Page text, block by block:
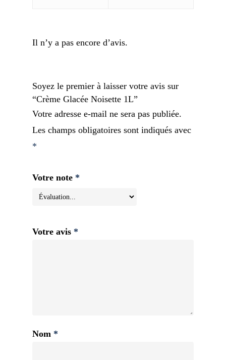
Il n’y a pas encore d’avis.
Soyez le premier à laisser votre avis sur
“Crème Glacée Noisette 1L”
Votre adresse e-mail ne sera pas publiée.
Les champs obligatoires sont indiqués avec
*
Votre note *
Votre avis *
Nom *